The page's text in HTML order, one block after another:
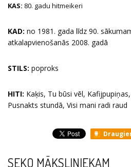
KAS: 80. gadu hitmeikeri
KAD: no 1981. gada līdz 90.
atkalapvienošanās 2008. gadā
STILS: poproks
HITI: Kaķis, Tu būsi vēl,
Pusnakts stundā, Visi mani radi raud
SEKO MĀKSLINIEKAM